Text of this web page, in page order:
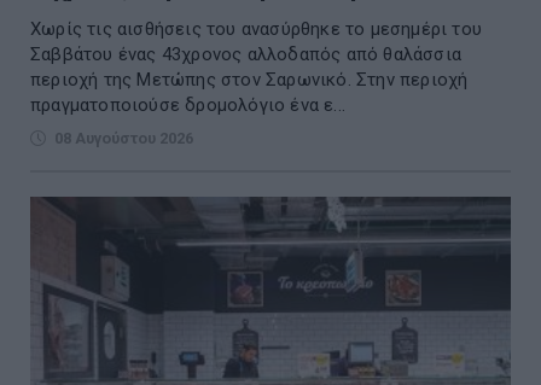
Χωρίς τις αισθήσεις του ανασύρθηκε το μεσημέρι του
Σαββάτου ένας 43χρονος αλλοδαπός από θαλάσσια
περιοχή της Μετώπης στον Σαρωνικό. Στην περιοχή
πραγματοποιούσε δρομολόγιο ένα ε...
08 Αυγούστου 2026